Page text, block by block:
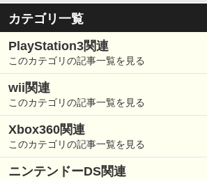
カテゴリ一覧
PlayStation3関連
このカテゴリの記事一覧を見る
wii関連
このカテゴリの記事一覧を見る
Xbox360関連
このカテゴリの記事一覧を見る
ニンテンドーDS関連